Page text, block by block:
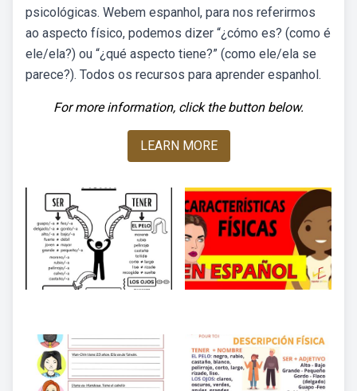
psicológicas. Webem espanhol, para nos referirmos
ao aspecto físico, podemos dizer “¿cómo es? (como é
ele/ela?) ou “¿qué aspecto tiene?” (como ele/ela se
parece?). Todos os recursos para aprender espanhol.
For more information, click the button below.
LEARN MORE